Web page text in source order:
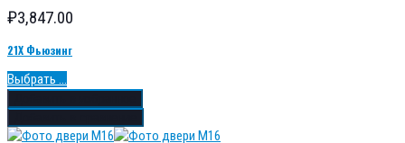
₽3,847.00
21Х Фьюзинг
Выбрать ...